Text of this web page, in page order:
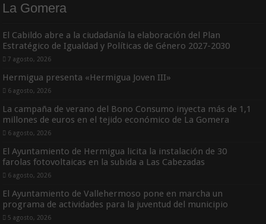
La Gomera
El Cabildo abre a la ciudadanía la elaboración del Plan
Estratégico de Igualdad y Políticas de Género 2027-2030
7 agosto, 2026
Hermigua presenta «Hermigua Joven III»
6 agosto, 2026
La campaña de verano del Bono Consumo inyecta más de 1,1
millones de euros en el tejido económico de La Gomera
6 agosto, 2026
El Ayuntamiento de Hermigua licita la instalación de 30
farolas fotovoltaicas en la subida a Las Cabezadas
6 agosto, 2026
El Ayuntamiento de Vallehermoso pone en marcha un
programa de actividades para la juventud del municipio
5 agosto, 2026